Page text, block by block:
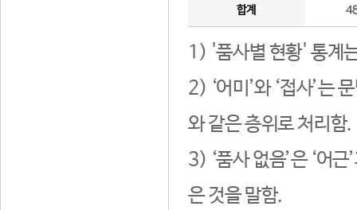
합계
1) '품사별 현황' 통계
2) ‘어미’와 ‘접사’는
와 같은 층위로 처리함.
3) ‘품사 없음’은 ‘어
은 것을 말함.